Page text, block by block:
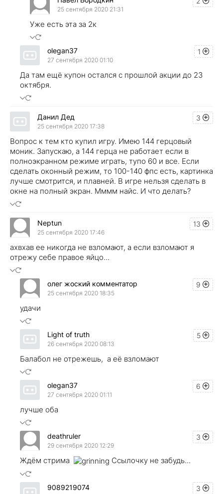
25 сентября 2020 21:31
Уже есть эта за 2к
1
olegan37
27 сентября 2020 01:10
Да там ещё купон остался с прошлой акции до 23
октября.
3
Данил Дед
25 сентября 2020 17:38
Вопрос к тем кто купил игру. Имею 144 герцовый
моник. Запускаю, а 144 герца не работает если в
полноэкранном режиме играть, тупо 60 и все. Если
сделать оконный режим, то 100-140 фпс есть, картинка
лучше смотрится, и плавней. В игре нельзя сделать в
окне на полный экран. Мммм найс. И что делать?
13
Neptun
25 сентября 2020 17:46
ахвхав ее никогда не взломают, а если взломают я
отрежу себе правое яйцо...
9
олег жоский комментатор
25 сентября 2020 18:35
удачи
5
Light of truth
26 сентября 2020 08:13
Балабол не отрежешь, а её взломают
6
olegan37
27 сентября 2020 01:11
лучше оба
3
deathruler
29 сентября 2020 12:29
Ждём стрима Ссылочку не забудь...
3
9089219074